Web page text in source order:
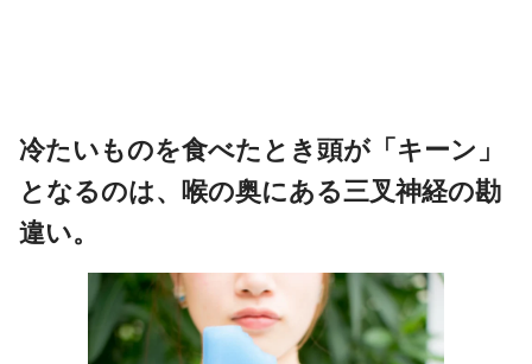
冷たいものを食べたとき頭が「キーン」
となるのは、喉の奥にある三叉神経の勘
違い。